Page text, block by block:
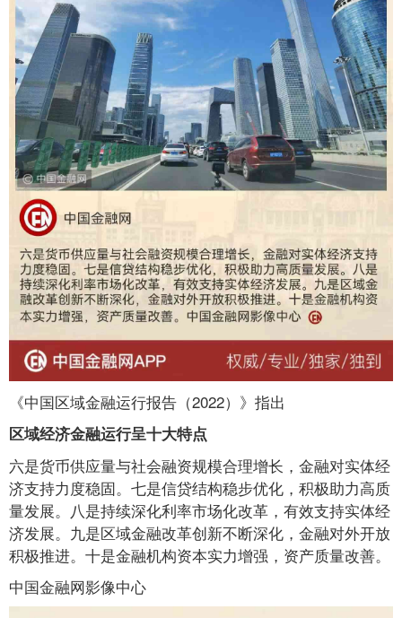
《中国区域金融运行报告（2022）》指出
区域经济金融运行呈十大特点
六是货币供应量与社会融资规模合理增长，金融对实体经
济支持力度稳固。七是信贷结构稳步优化，积极助力高质
量发展。八是持续深化利率市场化改革，有效支持实体经
济发展。九是区域金融改革创新不断深化，金融对外开放
积极推进。十是金融机构资本实力增强，资产质量改善。
中国金融网影像中心